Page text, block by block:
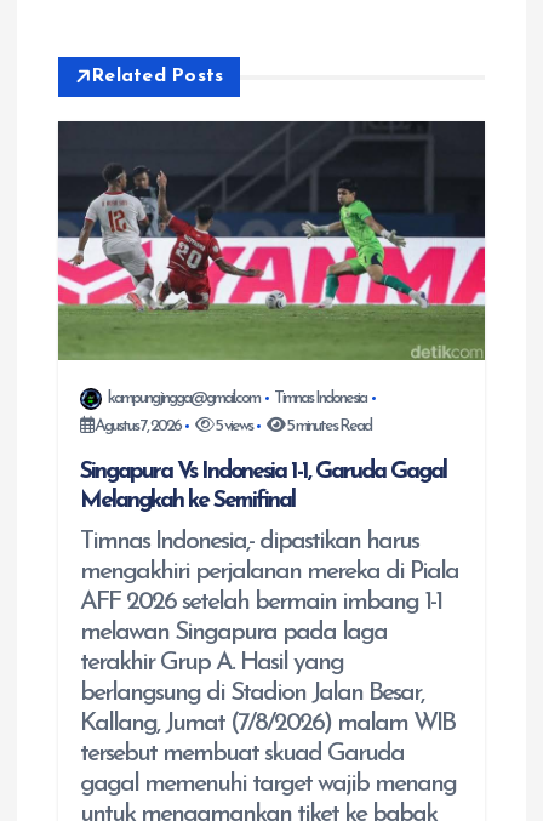
a
s
p
o
s
Related Posts
kampungjingga@gmail.com
Timnas Indonesia
Agustus 7, 2026
5 views 5 minutes Read
Singapura Vs Indonesia 1-1, Garuda Gagal
Melangkah ke Semifinal
Timnas Indonesia,- dipastikan harus
mengakhiri perjalanan mereka di Piala
AFF 2026 setelah bermain imbang 1-1
melawan Singapura pada laga
terakhir Grup A. Hasil yang
berlangsung di Stadion Jalan Besar,
Kallang, Jumat (7/8/2026) malam WIB
tersebut membuat skuad Garuda
gagal memenuhi target wajib menang
untuk mengamankan tiket ke babak